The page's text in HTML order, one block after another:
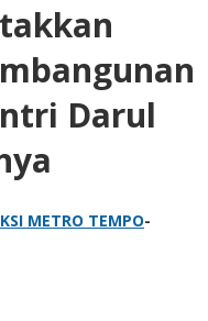
Darul
METRO TEMPO-